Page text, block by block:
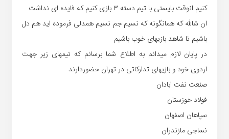
کنیم انوقت بایستی با تیم دسته ٣ بازی کنیم که فایده ای نداشت
ان شالله که همانگونه که نسیم جم نسیم همدلی فرموده اید هم دل
باشیم تا شاهد بازیهای خوب باشیم
در پایان لازم میدانم به اطلاع شما برسانم که تیمهای زیر جهت
اردوی خود و بازیهای تدارکاتی در تهران حضوردارند
صنعت نفت ابادان
فولاد خوزستان
سپاهان اصفهان
نساجی مازندران